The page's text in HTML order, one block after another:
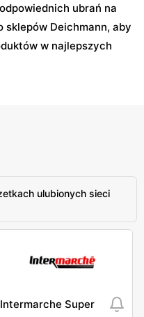
ubrań na
sklepów Deichmann, aby
w najlepszych
ulubionych sieci
Intermarche Super